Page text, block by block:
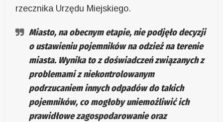
rzecznika Urzędu Miejskiego.
Miasto, na obecnym etapie, nie podjęło decyzji
o ustawieniu pojemników na odzież na terenie
miasta. Wynika to z doświadczeń związanych z
problemami z niekontrolowanym
podrzucaniem innych odpadów do takich
pojemników, co mogłoby uniemożliwić ich
prawidłowe zagospodarowanie oraz